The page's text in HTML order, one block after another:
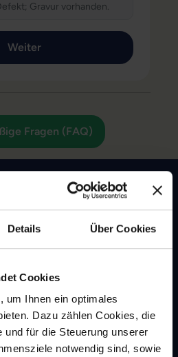
Details Über Cookies
Cookies
um Ihnen ein optimales
Dazu zählen Cookies, die
und für die Steuerung unserer
notwendig sind, sowie
Gravur vorhanden.
Fragen (FAQ)